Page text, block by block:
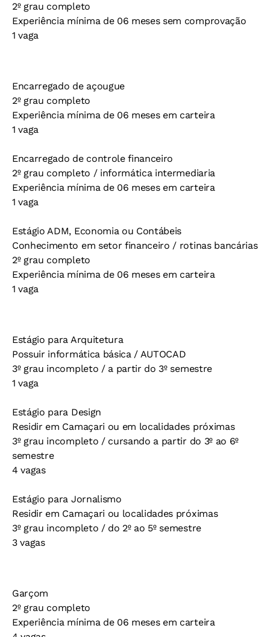
2º grau completo
Experiência mínima de 06 meses sem comprovação
1 vaga
Encarregado de açougue
2º grau completo
Experiência mínima de 06 meses em carteira
1 vaga
Encarregado de controle financeiro
2º grau completo / informática intermediaria
Experiência mínima de 06 meses em carteira
1 vaga
Estágio ADM, Economia ou Contábeis
Conhecimento em setor financeiro / rotinas bancárias
2º grau completo
Experiência mínima de 06 meses em carteira
1 vaga
Estágio para Arquitetura
Possuir informática básica / AUTOCAD
3º grau incompleto / a partir do 3º semestre
1 vaga
Estágio para Design
Residir em Camaçari ou em localidades próximas
3º grau incompleto / cursando a partir do 3º ao 6º
semestre
4 vagas
Estágio para Jornalismo
Residir em Camaçari ou localidades próximas
3º grau incompleto / do 2º ao 5º semestre
3 vagas
Garçom
2º grau completo
Experiência mínima de 06 meses em carteira